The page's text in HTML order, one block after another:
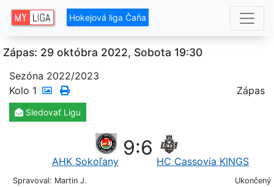
Hokejová liga Čaňa
Zápas: 29 októbra 2022, Sobota 19:30
Sezóna 2022/2023
Kolo 1 Zápas
Sledovať Ligu
AHK Sokoľany
9:6
HC Cassovia KINGS
Spravoval: Martin J. Ukončený